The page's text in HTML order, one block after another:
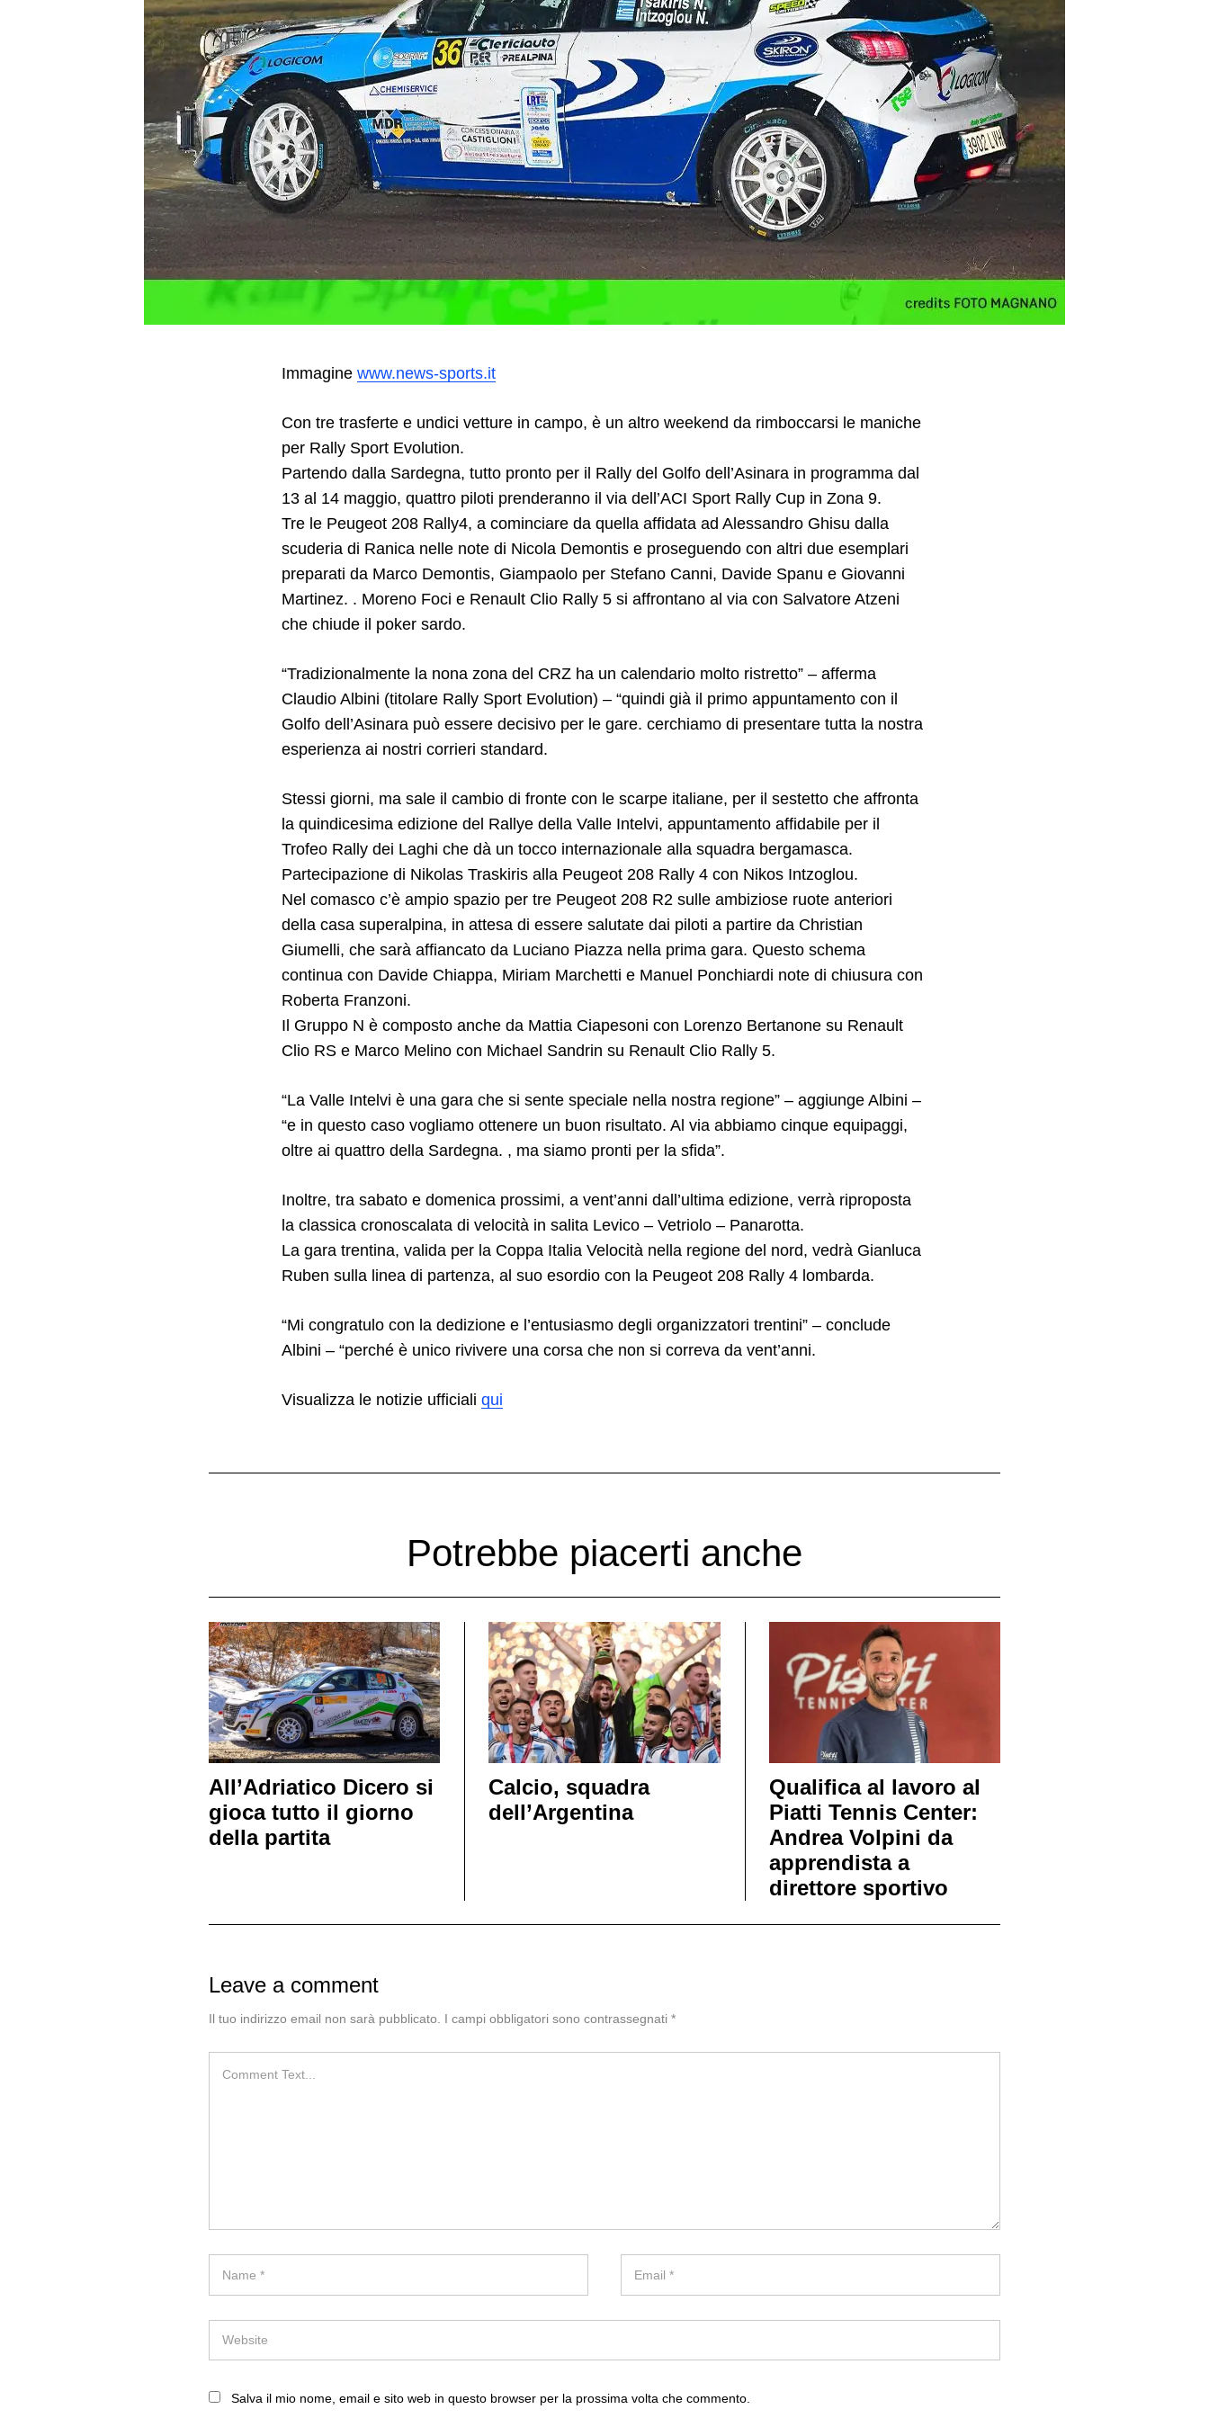
Immagine www.news-sports.it
Con tre trasferte e undici vetture in campo, è un altro weekend da rimboccarsi le maniche
per Rally Sport Evolution.
Partendo dalla Sardegna, tutto pronto per il Rally del Golfo dell’Asinara in programma dal
13 al 14 maggio, quattro piloti prenderanno il via dell’ACI Sport Rally Cup in Zona 9.
Tre le Peugeot 208 Rally4, a cominciare da quella affidata ad Alessandro Ghisu dalla
scuderia di Ranica nelle note di Nicola Demontis e proseguendo con altri due esemplari
preparati da Marco Demontis, Giampaolo per Stefano Canni, Davide Spanu e Giovanni
Martinez. . Moreno Foci e Renault Clio Rally 5 si affrontano al via con Salvatore Atzeni
che chiude il poker sardo.
“Tradizionalmente la nona zona del CRZ ha un calendario molto ristretto” – afferma
Claudio Albini (titolare Rally Sport Evolution) – “quindi già il primo appuntamento con il
Golfo dell’Asinara può essere decisivo per le gare. cerchiamo di presentare tutta la nostra
esperienza ai nostri corrieri standard.
Stessi giorni, ma sale il cambio di fronte con le scarpe italiane, per il sestetto che affronta
la quindicesima edizione del Rallye della Valle Intelvi, appuntamento affidabile per il
Trofeo Rally dei Laghi che dà un tocco internazionale alla squadra bergamasca.
Partecipazione di Nikolas Traskiris alla Peugeot 208 Rally 4 con Nikos Intzoglou.
Nel comasco c’è ampio spazio per tre Peugeot 208 R2 sulle ambiziose ruote anteriori
della casa superalpina, in attesa di essere salutate dai piloti a partire da Christian
Giumelli, che sarà affiancato da Luciano Piazza nella prima gara. Questo schema
continua con Davide Chiappa, Miriam Marchetti e Manuel Ponchiardi note di chiusura con
Roberta Franzoni.
Il Gruppo N è composto anche da Mattia Ciapesoni con Lorenzo Bertanone su Renault
Clio RS e Marco Melino con Michael Sandrin su Renault Clio Rally 5.
“La Valle Intelvi è una gara che si sente speciale nella nostra regione” – aggiunge Albini –
“e in questo caso vogliamo ottenere un buon risultato. Al via abbiamo cinque equipaggi,
oltre ai quattro della Sardegna. , ma siamo pronti per la sfida”.
Inoltre, tra sabato e domenica prossimi, a vent’anni dall’ultima edizione, verrà riproposta
la classica cronoscalata di velocità in salita Levico – Vetriolo – Panarotta.
La gara trentina, valida per la Coppa Italia Velocità nella regione del nord, vedrà Gianluca
Ruben sulla linea di partenza, al suo esordio con la Peugeot 208 Rally 4 lombarda.
“Mi congratulo con la dedizione e l’entusiasmo degli organizzatori trentini” – conclude
Albini – “perché è unico rivivere una corsa che non si correva da vent’anni.
Visualizza le notizie ufficiali qui
Potrebbe piacerti anche
All’Adriatico Dicero si
gioca tutto il giorno
della partita
Calcio, squadra
dell’Argentina
Qualifica al lavoro al
Piatti Tennis Center:
Andrea Volpini da
apprendista a
direttore sportivo
Leave a comment
Il tuo indirizzo email non sarà pubblicato. I campi obbligatori sono contrassegnati *
Salva il mio nome, email e sito web in questo browser per la prossima volta che commento.